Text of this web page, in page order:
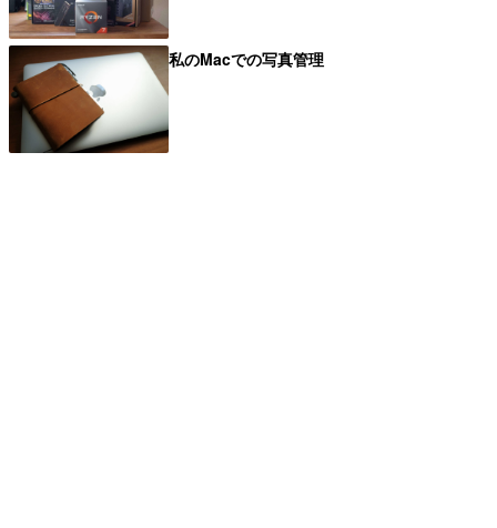
私のMacでの写真管理